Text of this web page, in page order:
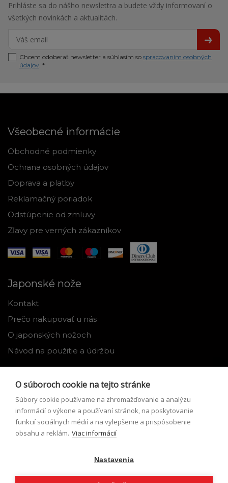
Prihláste sa do nášho newslettra a budete vždy informovaní o
všetkých novinkách a aktualitách.
Chcem odoberať newsletter a súhlasím so spracovaním osobných
údajov. *
Všeobecné informácie
Obchodné podmienky
Ochrana osobných údajov
Doprava a platby
Reklamačný poriadok
Odstúpenie od zmluvy
Zľavy pre verných zákazníkov
Japonské nože
Kontakt
Prečo nakupovať u nás
O japonských nožoch
Návod na použitie a údržbu
Môj profil
Zabudnuté heslo
O súboroch cookie na tejto stránke
Súbory cookie používame na zhromažďovanie a analýzu
informácií o výkone a používaní stránok, na poskytovanie
funkcií sociálnych médií a na vylepšenie a prispôsobenie
obsahu a reklám. Viac informácií
Nastavenia